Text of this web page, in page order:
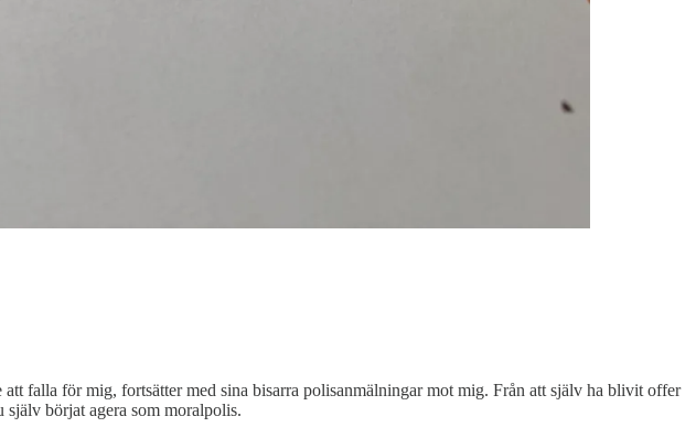
falla för mig, fortsätter med sina bisarra polisanmälningar mot mig. Från att själv ha blivit offer
börjat agera som moralpolis.